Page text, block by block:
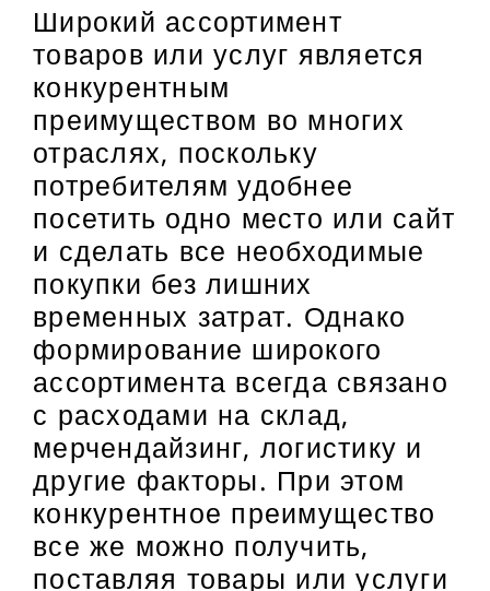
Широкий ассортимент
товаров или услуг является
конкурентным
преимуществом во многих
отраслях, поскольку
потребителям удобнее
посетить одно место или сайт
и сделать все необходимые
покупки без лишних
временных затрат. Однако
формирование широкого
ассортимента всегда связано
с расходами на склад,
мерчендайзинг, логистику и
другие факторы. При этом
конкурентное преимущество
все же можно получить,
поставляя товары или услуги